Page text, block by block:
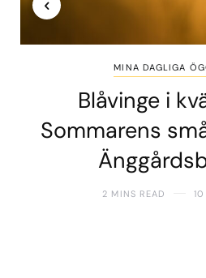
MINA DAGLIGA
Blåvinge i
Sommarens
2 MINS READ